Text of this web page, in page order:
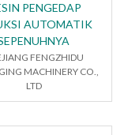
PENGEDAP
AUTOMATIK
FENGZHIDU
MACHINERY CO.,
LTD